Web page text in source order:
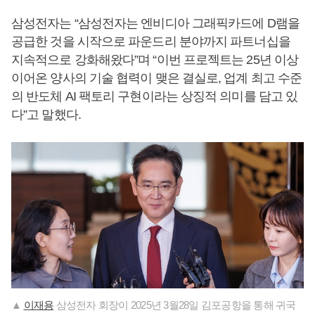
삼성전자는 “삼성전자는 엔비디아 그래픽카드에 D램을
공급한 것을 시작으로 파운드리 분야까지 파트너십을
지속적으로 강화해왔다”며 “이번 프로젝트는 25년 이상
이어온 양사의 기술 협력이 맺은 결실로, 업계 최고 수준
의 반도체 AI 팩토리 구현이라는 상징적 의미를 담고 있
다”고 말했다.
▲ 이재용 삼성전자 회장이 2025년 3월28일 김포공항을 통해 귀국